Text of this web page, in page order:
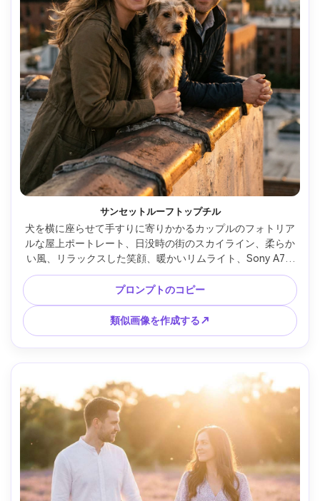
サンセットルーフトップチル
犬を横に座らせて手すりに寄りかかるカップルのフォトリア
ルな屋上ポートレート、日没時の街のスカイライン、柔らか
い風、リラックスした笑顔、暖かいリムライト、Sony A7R
IVで撮影、85mm f/1.8、半体構成、浅い被写界深度、編集ラ
イフスタイルの質、豊かな暖かいトーン --ar 4:5
プロンプトのコピー
類似画像を作成する↗